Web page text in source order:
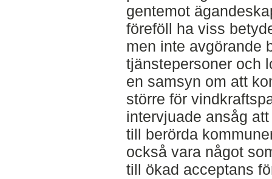
gentemot
föreföll ha viss
men inte avgörande
tjänstepersoner och
en samsyn om att
större för
intervjuade ansåg
till berörda
också vara något
till ökad acceptans